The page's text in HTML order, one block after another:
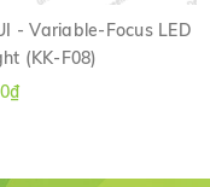
- Variable-Focus LED
(KK-F08)